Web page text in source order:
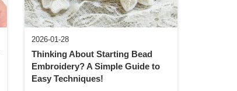
2026-01-28
Thinking About Starting Bead
Embroidery? A Simple Guide to
Easy Techniques!